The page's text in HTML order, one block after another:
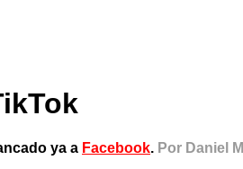
ya a Facebook. Por Daniel